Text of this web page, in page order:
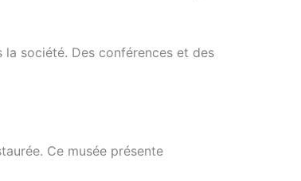
société. Des conférences et des
Ce musée présente